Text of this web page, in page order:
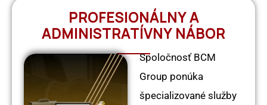
PROFESIONÁLNY A
ADMINISTRATÍVNY NÁBOR
Spoločnosť BCM
Group ponúka
špecializované služby